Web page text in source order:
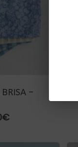
–
€Rango